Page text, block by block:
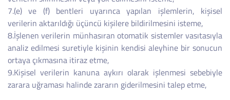
7.(e) ve (f) bentleri uyarınca yapılan işlemlerin, kişisel
verilerin aktarıldığı üçüncü kişilere bildirilmesini isteme,
8.İşlenen verilerin münhasıran otomatik sistemler vasıtasıyla
analiz edilmesi suretiyle kişinin kendisi aleyhine bir sonucun
ortaya çıkmasına itiraz etme,
9.Kişisel verilerin kanuna aykırı olarak işlenmesi sebebiyle
zarara uğraması halinde zararın giderilmesini talep etme,